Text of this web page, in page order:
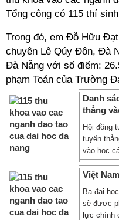
Tổng cộng có 115 thí
Trong đó, em Đỗ Hữu
chuyên Lê Qúy Đôn, Đà
Đà Nẵng với số điểm:
phạm Toán của Trường
Danh
thẳng
Hội đồng
tuyển
vào học
Việt
Ba đại
sẽ được
lực chính